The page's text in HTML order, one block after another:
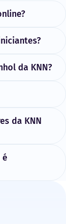
da KNN?
da KNN
é